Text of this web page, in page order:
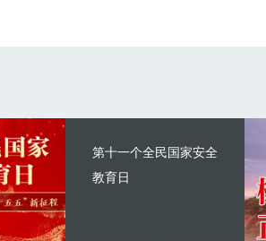
第十一个全民国家安全
教育日